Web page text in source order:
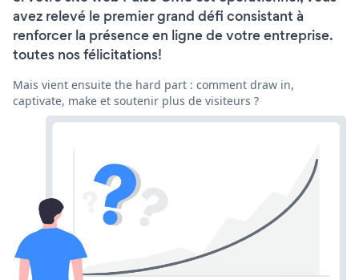
avez relevé le premier grand défi consistant à
renforcer la présence en ligne de votre entreprise.
toutes nos félicitations!
Mais vient ensuite the hard part : comment draw in,
captivate, make et soutenir plus de visiteurs ?